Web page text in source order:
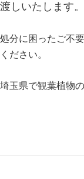
渡しいたします。
処分に困ったご不
ください。
埼玉県で観葉植物